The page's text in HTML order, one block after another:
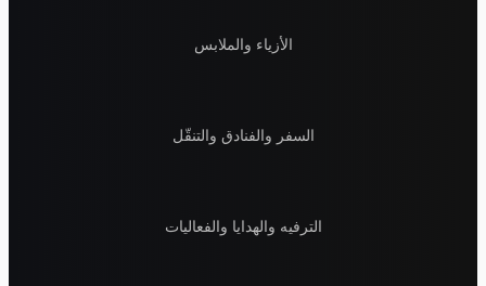
الأزياء والملابس
السفر والفنادق والتنقّل
الترفيه والهدايا والفعاليات